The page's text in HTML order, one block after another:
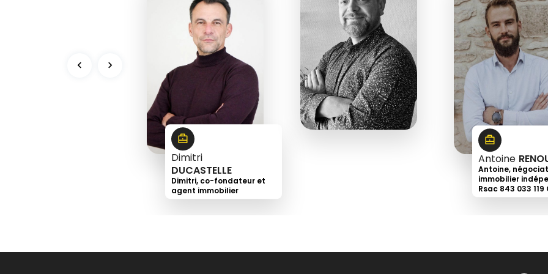
Dimitri
DUCASTELLE
Dimitri, co-fondateur et
agent immobilier
18
43
66
91
Antoine
Antoine,
immobilier
Rsac 843 033 119